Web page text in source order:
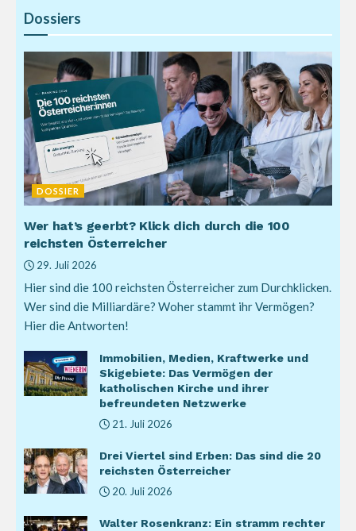
Dossiers
DOSSIER
Wer hat’s geerbt? Klick dich durch die 100
reichsten Österreicher
29. Juli 2026
Hier sind die 100 reichsten Österreicher zum Durchklicken.
Wer sind die Milliardäre? Woher stammt ihr Vermögen?
Hier die Antworten!
Immobilien, Medien, Kraftwerke und
Skigebiete: Das Vermögen der
katholischen Kirche und ihrer
befreundeten Netzwerke
21. Juli 2026
Drei Viertel sind Erben: Das sind die 20
reichsten Österreicher
20. Juli 2026
Walter Rosenkranz: Ein stramm rechter